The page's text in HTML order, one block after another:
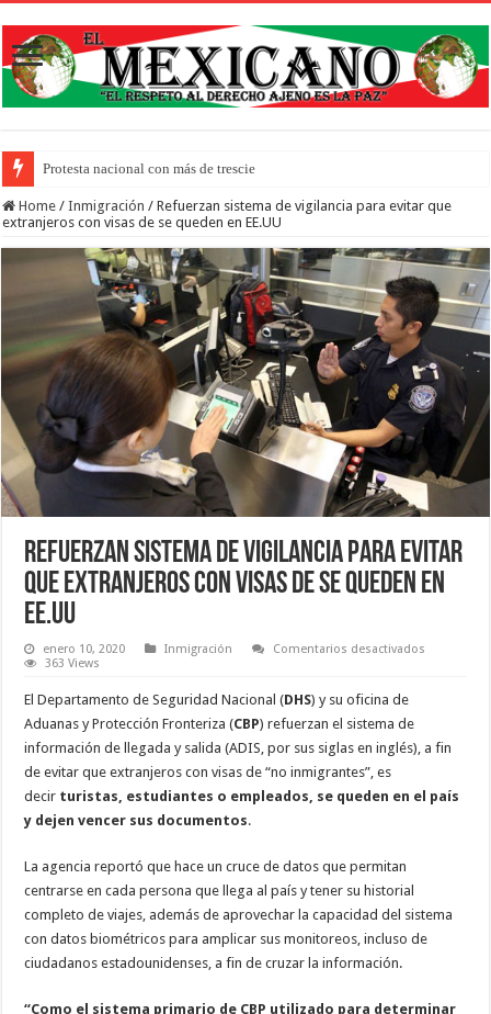
Protesta nacional con más de trescientos actos honra a inmigrante
Home / Inmigración / Refuerzan sistema de vigilancia para evitar que
extranjeros con visas de se queden en EE.UU
Refuerzan sistema de vigilancia para evitar
que extranjeros con visas de se queden en
EE.UU
enero 10, 2020 Inmigración Comentarios desactivados
que
visas
de
363 Views
El Departamento de Seguridad Nacional (DHS) y su oficina de
Aduanas y Protección Fronteriza (CBP) refuerzan el sistema de
información de llegada y salida (ADIS, por sus siglas en inglés), a fin
de evitar que extranjeros con visas de “no inmigrantes”, es
decir turistas, estudiantes o empleados, se queden en el país
y dejen vencer sus documentos.
La agencia reportó que hace un cruce de datos que permitan
centrarse en cada persona que llega al país y tener su historial
completo de viajes, además de aprovechar la capacidad del sistema
con datos biométricos para amplicar sus monitoreos, incluso de
ciudadanos estadounidenses, a fin de cruzar la información.
“Como el sistema primario de CBP utilizado para determinar